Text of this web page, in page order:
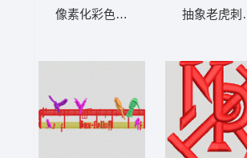
像素化彩色恐龙图案 男装抽象老虎刺